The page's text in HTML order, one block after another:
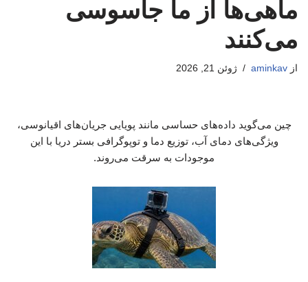
ماهی‌ها از ما جاسوسی
می‌کنند
از aminkav ژوئن 21, 2026
چین می‌گوید داده‌های حساسی مانند پویایی جریان‌های اقیانوسی،
ویژگی‌های دمای آب، توزیع دما و توپوگرافی بستر دریا با این
موجودات به سرقت می‌روند.